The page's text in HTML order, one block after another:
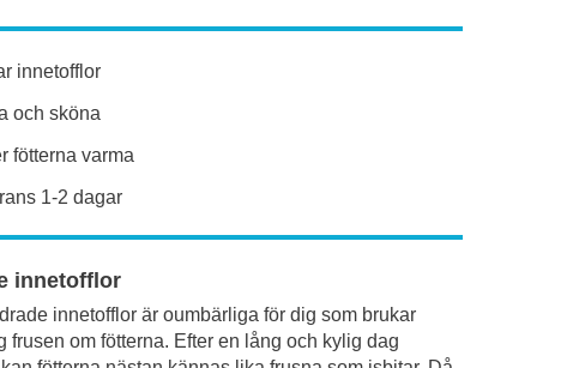
innetofflor
och sköna
fötterna varma
1-2 dagar
innetofflor
innetofflor är oumbärliga för dig som brukar
frusen om fötterna. Efter en lång och kylig dag